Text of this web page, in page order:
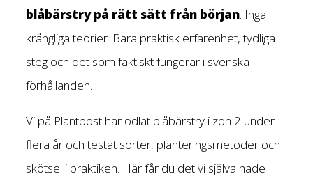
blåbärstry på rätt sätt från början. Inga
krångliga teorier. Bara praktisk erfarenhet, tydliga
steg och det som faktiskt fungerar i svenska
förhållanden.
Vi på Plantpost har odlat blåbärstry i zon 2 under
flera år och testat sorter, planteringsmetoder och
skötsel i praktiken. Här får du det vi själva hade